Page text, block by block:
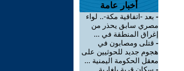
أخبار عامة
- بعد -اتفاقية مكة-.. لواء
مصري سابق يحذر من
إغراق المنطقة في ...
- قتلى ومصابون في
هجوم جديد للحوثيين على
معقل الحكومة اليمنية ...
- سكان قرية بلغارية